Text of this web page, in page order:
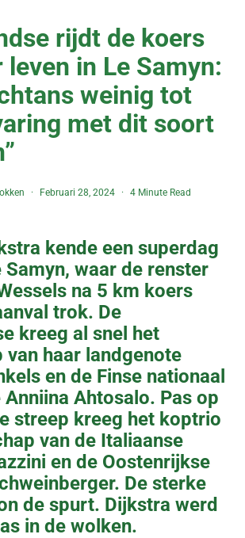
rijdt de koers
leven in Le Samyn:
weinig tot
met dit soort
Februari 28, 2024 4 Minute Read
kende een superdag
Samyn, waar de renster
na 5 km koers
trok. De
kreeg al snel het
van haar landgenote
en de Finse nationaal
Anniina Ahtosalo. Pas op
streep kreeg het koptrio
van de Italiaanse
en de Oostenrijkse
De sterke
de spurt. Dijkstra werd
in de wolken.